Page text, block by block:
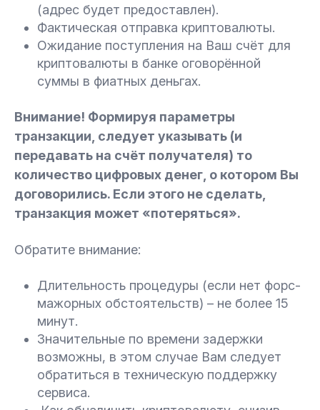
(адрес будет предоставлен).
Фактическая отправка криптовалюты.
Ожидание поступления на Ваш счёт для
криптовалюты в банке оговорённой
суммы в фиатных деньгах.
Внимание! Формируя параметры
транзакции, следует указывать (и
передавать на счёт получателя) то
количество цифровых денег, о котором Вы
договорились. Если этого не сделать,
транзакция может «потеряться».
Обратите внимание:
Длительность процедуры (если нет форс-
мажорных обстоятельств) – не более 15
минут.
Значительные по времени задержки
возможны, в этом случае Вам следует
обратиться в техническую поддержку
сервиса.